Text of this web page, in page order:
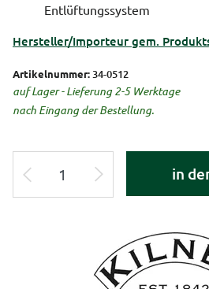
Entlüftungssystem
Hersteller/Importeur gem.
Artikelnummer: 34-0512
auf Lager - Lieferung 2-5 Werktage
nach Eingang der Bestellung.
in